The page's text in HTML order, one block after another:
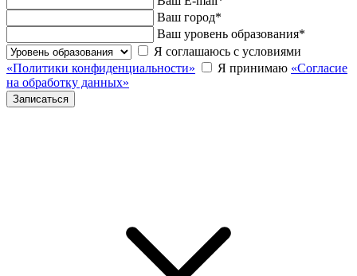
Ваш город*
Ваш уровень образования*
Я соглашаюсь с условиями
«Политики конфиденциальности»
Я принимаю «Согласие
на обработку данных»